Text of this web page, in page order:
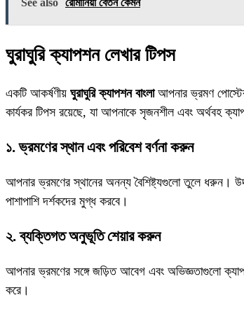
See also রোমানিয়া বেতন কেমন
ঘুরাঘুরি ক্যাপশন লেখার টিপস
একটি আকর্ষণীয় ঘুরাঘুরি ক্যাপশন বাংলাআপনার ভ্রমণ পোস্টের
কার্যকর টিপস রয়েছে, যা আপনাকে সৃজনশীল এবং অর্থবহ
১. ভ্রমণের স্থান এবং পরিবেশ বর্ণনা করুন
আপনার ভ্রমণের স্থানের অনন্য বৈশিষ্ট্যগুলো তুলে ধরুন।
পাশাপাশি দর্শকদের মুগ্ধ করবে।
২. ব্যক্তিগত অনুভূতি শেয়ার করুন
আপনার ভ্রমণের সঙ্গে জড়িত আবেগ এবং অভিজ্ঞতাগুলো
করে।